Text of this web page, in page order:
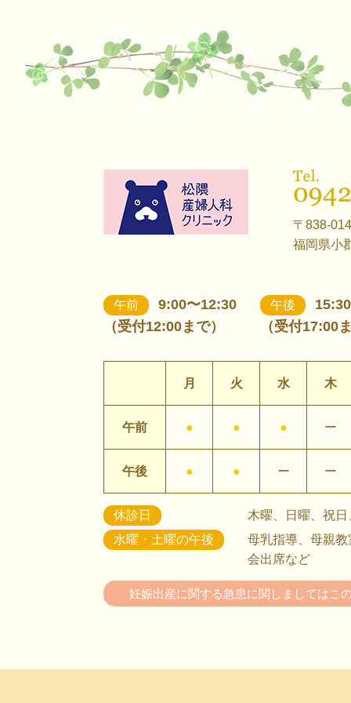
〒838-
福岡県小
午前
9:00〜12:30
（受付12:00まで）
午後
（受付17:00
月 火 水 木
午前 ● ● ● ー
午後 ● ● ー ー
休診日
木曜、日曜、祝
水曜・土曜の午後
母乳指導、母親
会出席など
妊娠出産に関する急患に関しましてはこ